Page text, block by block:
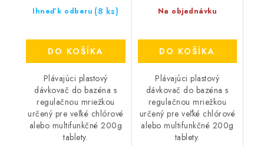
Ihneď k odberu (8 ks)
DO KOŠÍKA
Plávajúci plastový
dávkovač do bazéna s
regulačnou mriežkou
určený pre veľké chlórové
alebo multifunkčné 200g
tablety.
Na objednávku
DO KOŠÍKA
Plávajúci plastový
dávkovač do bazéna s
regulačnou mriežkou
určený pre veľké chlórové
alebo multifunkčné 200g
tablety.